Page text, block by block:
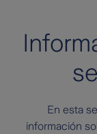
En esta
información